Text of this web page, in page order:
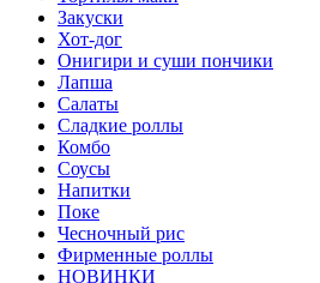
Закуски
Хот-дог
Онигири и суши пончики
Лапша
Салаты
Сладкие роллы
Комбо
Соусы
Напитки
Поке
Чесночный рис
Фирменные роллы
НОВИНКИ